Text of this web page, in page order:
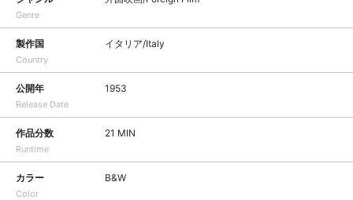
Genre
製作国
Country
イタリア/Italy
公開年
Release Date
1953
作品分数
Runtime
21 MIN
カラー
Color
B&W